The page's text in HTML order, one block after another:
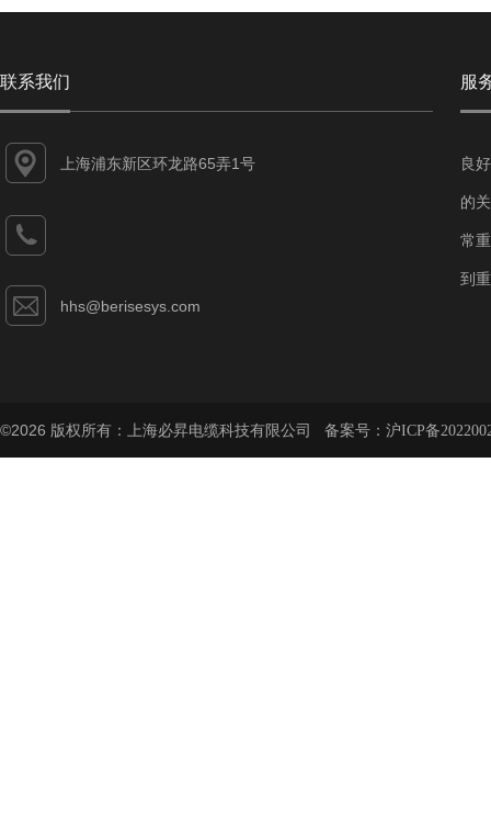
联系我们
上海浦东新区环龙路65弄1号
hhs@berisesys.com
服
良
的
常
到
©2026 版权所有：上海必昇电缆科技有限公司 备案号： 沪ICP备